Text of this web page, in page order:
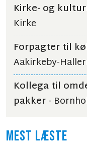
Kirke- og
Kirke
Forpagter til
Aakirkeby-
Kollega til
pakker-
MEST LÆSTE